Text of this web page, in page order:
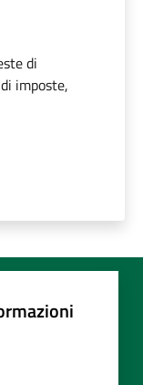
di
imposte,